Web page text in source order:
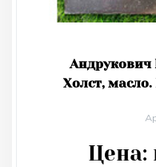
Андрукович
Холст,
Цена: